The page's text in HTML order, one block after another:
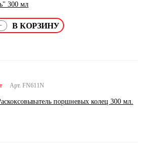
300 мл
Арт. FN611N
поршневых колец 300 мл.